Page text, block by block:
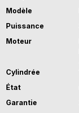
Modèle
Puissance
Moteur
Cylindrée
État
Garantie